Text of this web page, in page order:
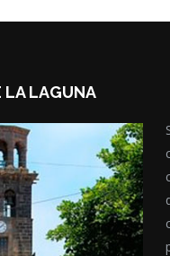
LA LAGUNA